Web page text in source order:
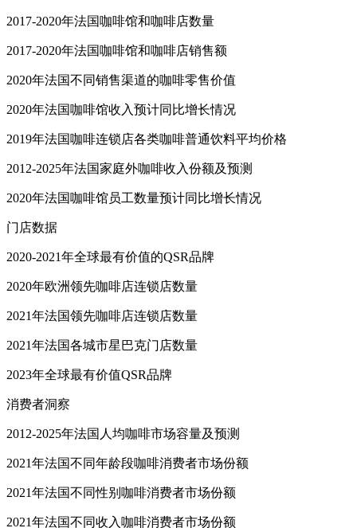
2017-2020年法国咖啡馆和咖啡店数量
2017-2020年法国咖啡馆和咖啡店销售额
2020年法国不同销售渠道的咖啡零售价值
2020年法国咖啡馆收入预计同比增长情况
2019年法国咖啡连锁店各类咖啡普通饮料平均价格
2012-2025年法国家庭外咖啡收入份额及预测
2020年法国咖啡馆员工数量预计同比增长情况
门店数据
2020-2021年全球最有价值的QSR品牌
2020年欧洲领先咖啡店连锁店数量
2021年法国领先咖啡店连锁店数量
2021年法国各城市星巴克门店数量
2023年全球最有价值QSR品牌
消费者洞察
2012-2025年法国人均咖啡市场容量及预测
2021年法国不同年龄段咖啡消费者市场份额
2021年法国不同性别咖啡消费者市场份额
2021年法国不同收入咖啡消费者市场份额